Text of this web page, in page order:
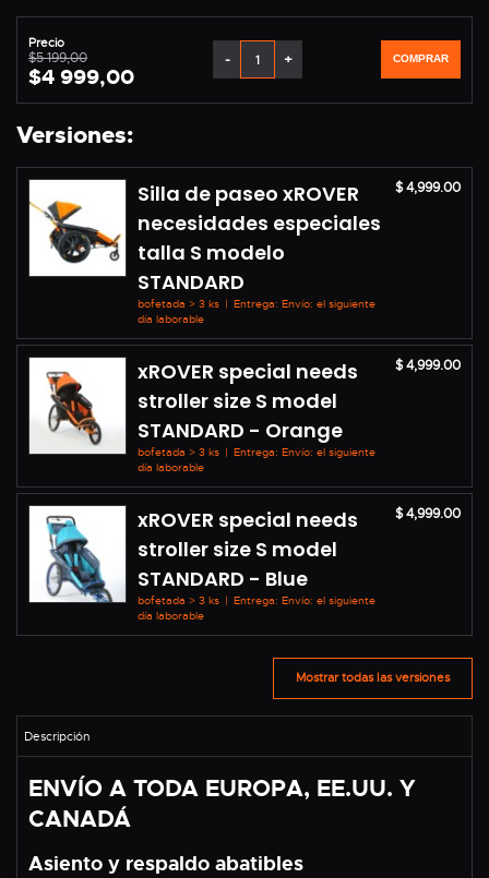
Precio
$5 199,00
$4 999,00
- + COMPRAR
Versiones:
Silla de paseo xROVER
necesidades especiales
talla S modelo
STANDARD
bofetada > 3 ks | Entrega: Envío: el siguiente
día laborable
$ 4,999.00
xROVER special needs
stroller size S model
STANDARD - Orange
bofetada > 3 ks | Entrega: Envío: el siguiente
día laborable
$ 4,999.00
xROVER special needs
stroller size S model
STANDARD - Blue
bofetada > 3 ks | Entrega: Envío: el siguiente
día laborable
$ 4,999.00
Mostrar todas las versiones
ENVÍO A TODA EUROPA, EE.UU. Y
CANADÁ
Asiento y respaldo abatibles